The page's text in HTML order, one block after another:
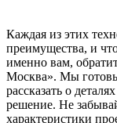
Каждая из этих
преимущества, и
именно вам,
Москва». Мы
рассказать о
решение. Не
характеристики